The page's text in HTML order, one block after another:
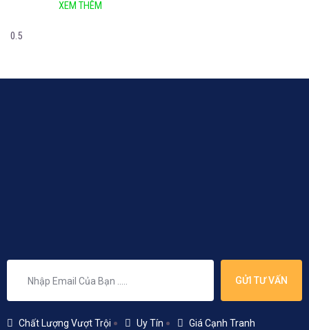
XEM THÊM
GỬI TƯ VẤN
Chất Lượng Vượt Trội Uy Tín Giá Cạnh Tranh